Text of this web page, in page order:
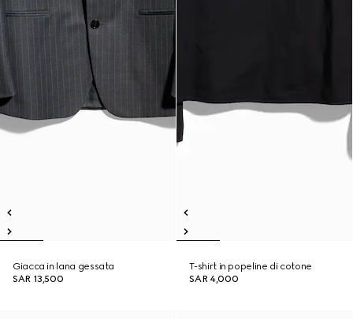
Giacca in lana gessata
SAR 13,500
T-shirt in popeline di cotone
SAR 4,000